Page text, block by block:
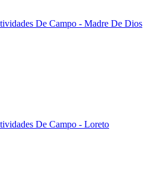
De Campo - Madre De Dios
De Campo - Loreto